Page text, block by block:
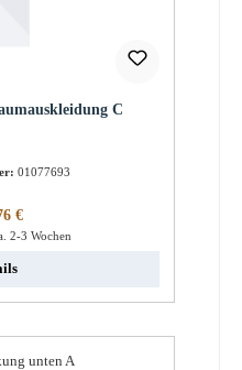
C
01077693
Preis:
€
2-3 Wochen